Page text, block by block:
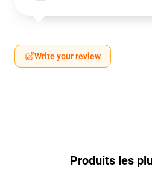
Write your review
Produits les